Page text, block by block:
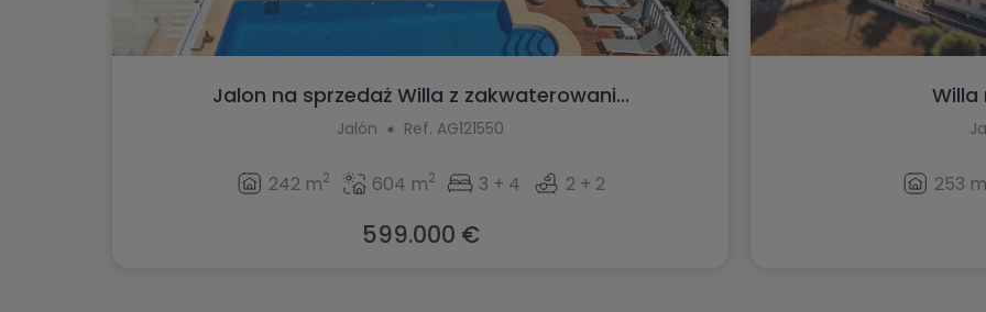
Jalon na sprzedaż Willa z zakwaterowani...
Jalón Ref. AG121550
242 m2 604 m2 3 + 4 2 + 2
599.000 €
Willa
253